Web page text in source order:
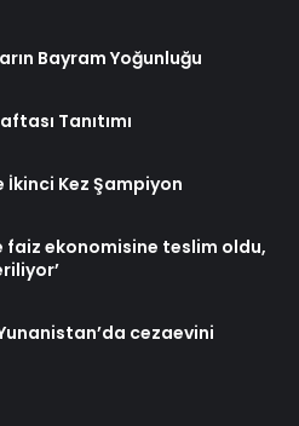
Bayram Yoğunluğu
Tanıtımı
İkinci Kez Şampiyon
faiz ekonomisine teslim oldu,
cezaevini